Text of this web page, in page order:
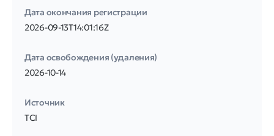
Дата окончания регистрации
2026-09-13T14:01:16Z
Дата освобождения (удаления)
2026-10-14
Источник
TCI